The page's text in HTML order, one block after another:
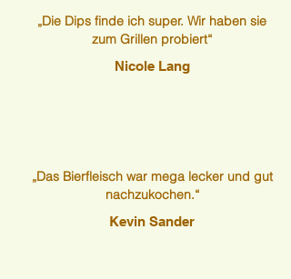
„Die Dips finde ich super. Wir haben sie
zum Grillen probiert“
Nicole Lang
„Das Bierfleisch war mega lecker und gut
nachzukochen.“
Kevin Sander